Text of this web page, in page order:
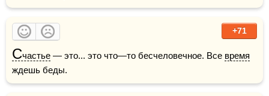
+71
Счастье — это... это что—то бесчеловечное. Все время
ждешь беды.